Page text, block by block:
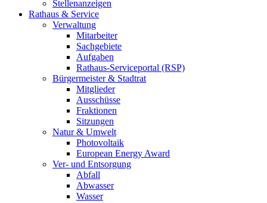
Stellenanzeigen
Rathaus & Service
Verwaltung
Mitarbeiter
Sachgebiete
Aufgaben
Rathaus-Serviceportal (RSP)
Bürgermeister & Stadtrat
Mitglieder
Ausschüsse
Fraktionen
Sitzungen
Natur & Umwelt
Photovoltaik
European Energy Award
Ver- und Entsorgung
Abfall
Abwasser
Wasser